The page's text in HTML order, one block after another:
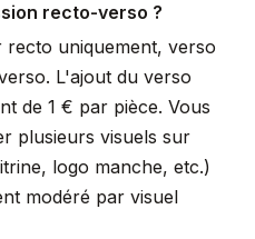
recto-verso ?
uniquement, verso
L'ajout du verso
de 1 € par pièce. Vous
plusieurs visuels sur
logo manche, etc.)
modéré par visuel